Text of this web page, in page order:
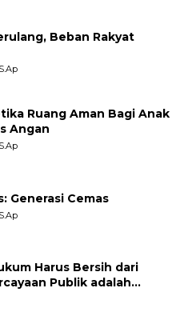
Beban Rakyat
Ruang Aman Bagi Anak
Angan
Generasi Cemas
Harus Bersih dari
Publik adalah